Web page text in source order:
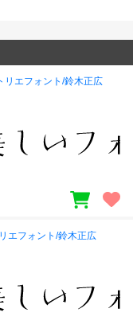
リエフォント/鈴木正広
エフォント/鈴木正広